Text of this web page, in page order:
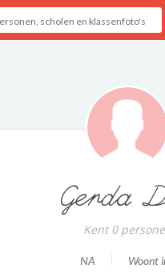
Gerda
Kent 0
NA Woont